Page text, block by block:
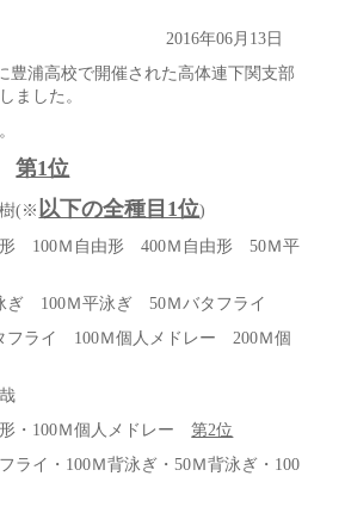
2016年06月13日
豊浦高校で開催された高体連下関支部
ました。
第1位
(※以下の全種目1位)
Ｍ自由形 400Ｍ自由形 50Ｍ平
Ｍ平泳ぎ 50Ｍバタフライ
100Ｍ個人メドレー 200Ｍ個
Ｍ個人メドレー第2位
100Ｍ背泳ぎ・50Ｍ背泳ぎ・100